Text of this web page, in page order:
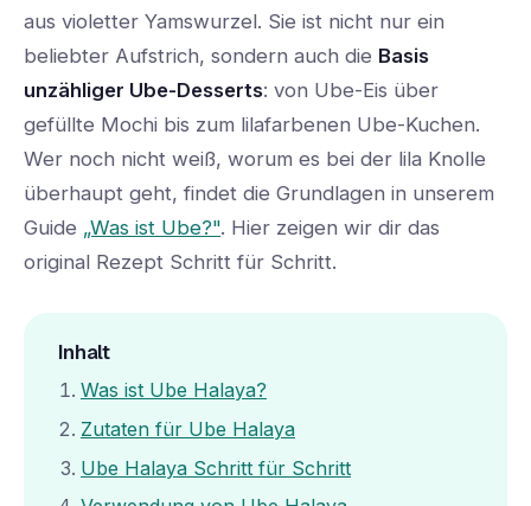
aus violetter Yamswurzel. Sie ist nicht nur ein
beliebter Aufstrich, sondern auch die Basis
unzähliger Ube-Desserts: von Ube-Eis über
gefüllte Mochi bis zum lilafarbenen Ube-Kuchen.
Wer noch nicht weiß, worum es bei der lila Knolle
überhaupt geht, findet die Grundlagen in unserem
Guide „Was ist Ube?". Hier zeigen wir dir das
original Rezept Schritt für Schritt.
Inhalt
Was ist Ube Halaya?
Zutaten für Ube Halaya
Ube Halaya Schritt für Schritt